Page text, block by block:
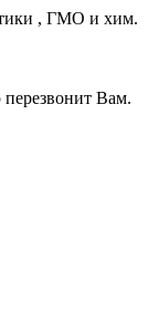
, ГМО и хим.
Вам.